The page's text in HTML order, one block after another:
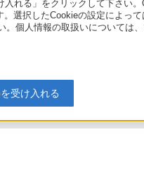
れる」をクリックして下さい
選択したCookieの設定によっ
個人情報の取扱いについては
受け入れる